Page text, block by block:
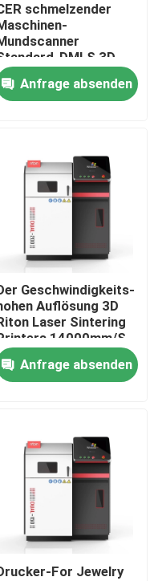
Metall3d
schmelzender
DMLS 3D
Lasers
Metal Ritons
Dual-200
Anfrage absenden
Geschwindigkeits-
Auflösung 3D
Laser Sintering
14000mm/S
Druck
Anfrage absenden
For Jewelry